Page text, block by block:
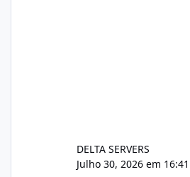
DELTA SERVERS
Julho 30, 2026 em 16:41